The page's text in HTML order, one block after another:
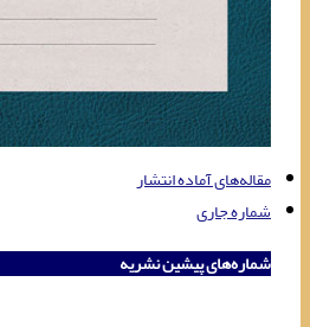
مقاله‌های آماده انتشار
شماره جاری
شماره‌های پیشین نشریه